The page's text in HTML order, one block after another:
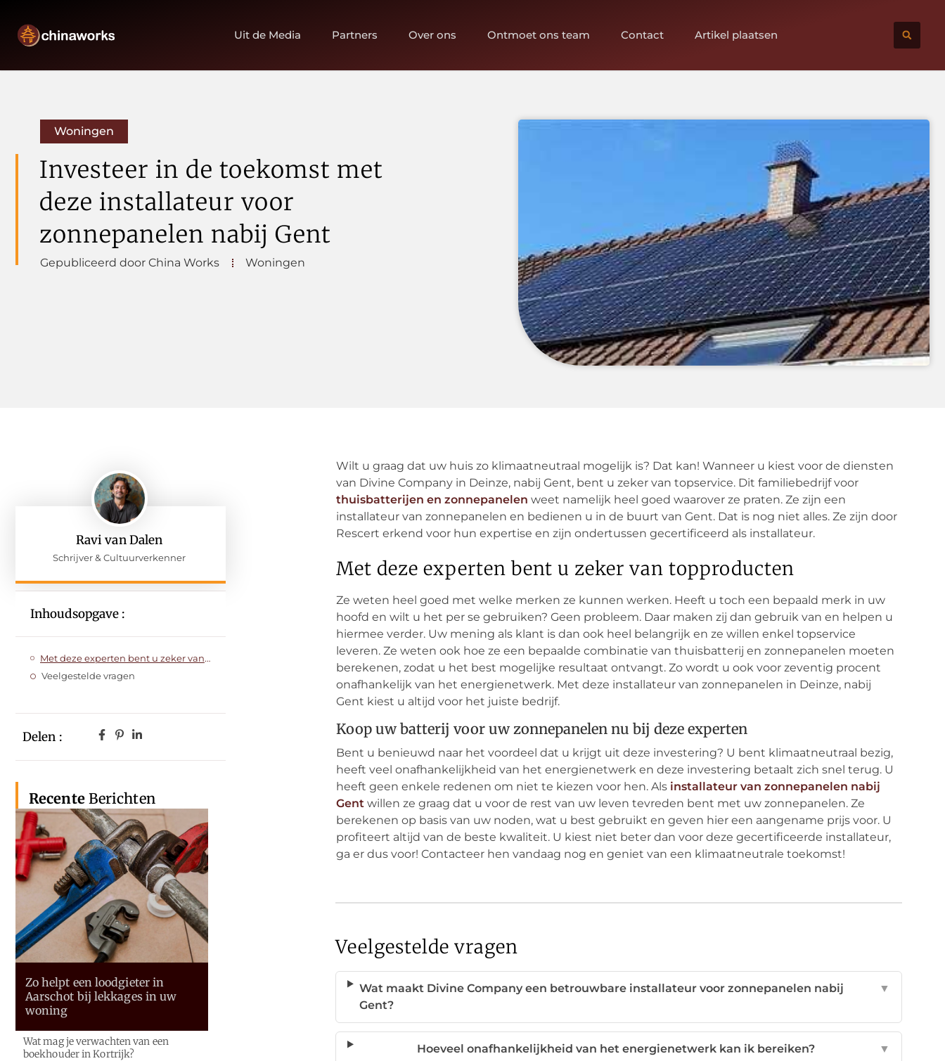
Uit de Media Partners Over ons Ontmoet ons team Contact Artikel plaatsen
Woningen
Investeer in de toekomst met
deze installateur voor
zonnepanelen nabij Gent
Gepubliceerd door China Works Woningen
Ravi van Dalen
Schrijver & Cultuurverkenner
Inhoudsopgave :
Met deze experten bent u zeker van topproducten
Veelgestelde vragen
Delen :
RecenteBerichten
Zo helpt een loodgieter in
Aarschot bij lekkages in uw
woning
Wat mag je verwachten van een
boekhouder in Kortrijk?
Wilt u graag dat uw huis zo klimaatneutraal mogelijk is? Dat kan! Wanneer u kiest voor de diensten
van Divine Company in Deinze, nabij Gent, bent u zeker van topservice. Dit familiebedrijf voor
thuisbatterijen en zonnepanelen weet namelijk heel goed waarover ze praten. Ze zijn een
installateur van zonnepanelen en bedienen u in de buurt van Gent. Dat is nog niet alles. Ze zijn door
Rescert erkend voor hun expertise en zijn ondertussen gecertificeerd als installateur.
Met deze experten bent u zeker van topproducten
Ze weten heel goed met welke merken ze kunnen werken. Heeft u toch een bepaald merk in uw
hoofd en wilt u het per se gebruiken? Geen probleem. Daar maken zij dan gebruik van en helpen u
hiermee verder. Uw mening als klant is dan ook heel belangrijk en ze willen enkel topservice
leveren. Ze weten ook hoe ze een bepaalde combinatie van thuisbatterij en zonnepanelen moeten
berekenen, zodat u het best mogelijke resultaat ontvangt. Zo wordt u ook voor zeventig procent
onafhankelijk van het energienetwerk. Met deze installateur van zonnepanelen in Deinze, nabij
Gent kiest u altijd voor het juiste bedrijf.
Koop uw batterij voor uw zonnepanelen nu bij deze experten
Bent u benieuwd naar het voordeel dat u krijgt uit deze investering? U bent klimaatneutraal bezig,
heeft veel onafhankelijkheid van het energienetwerk en deze investering betaalt zich snel terug. U
heeft geen enkele redenen om niet te kiezen voor hen. Als installateur van zonnepanelen nabij
Gent willen ze graag dat u voor de rest van uw leven tevreden bent met uw zonnepanelen. Ze
berekenen op basis van uw noden, wat u best gebruikt en geven hier een aangename prijs voor. U
profiteert altijd van de beste kwaliteit. U kiest niet beter dan voor deze gecertificeerde installateur,
ga er dus voor! Contacteer hen vandaag nog en geniet van een klimaatneutrale toekomst!
Veelgestelde vragen
Wat maakt Divine Company een betrouwbare installateur voor zonnepanelen nabij
Gent?
▼
Hoeveel onafhankelijkheid van het energienetwerk kan ik bereiken? ▼